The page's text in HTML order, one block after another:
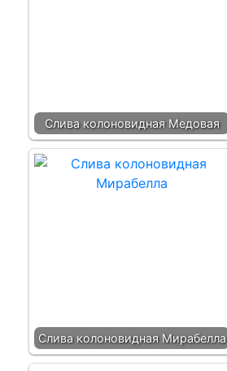
Слива колоновидная Медовая
Слива колоновидная Мирабелла